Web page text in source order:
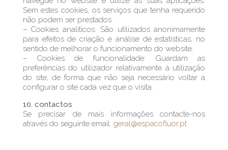
Sem estes cookies, os serviços que tenha requerido
não podem ser prestados.
– Cookies analíticos: São utilizados anonimamente
para efeitos de criação e análise de estatísticas, no
sentido de melhorar o funcionamento do website.
– Cookies de funcionalidade: Guardam as
preferências do utilizador relativamente à utilização
do site, de forma que não seja necessário voltar a
configurar o site cada vez que o visita.
10. contactos
Se precisar de mais informações contacte-nos
através do seguinte email: geral@espacofluor.pt